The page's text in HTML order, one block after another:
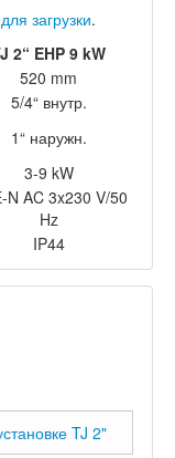
загрузки.
2“ EHP 9 kW
520 mm
5/4“ внутр.
1“ наружн.
3-9 kW
N AC 3x230 V/50
Hz
IP44
TJ 2"